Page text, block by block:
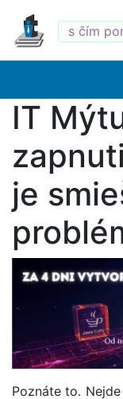
IT
je
Poznáte to.